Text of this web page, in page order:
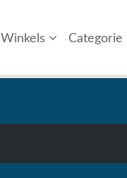
Winkels Categorie